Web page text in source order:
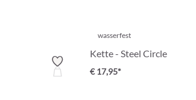
wasserfest
Kette - Steel Circle
€ 17,95*